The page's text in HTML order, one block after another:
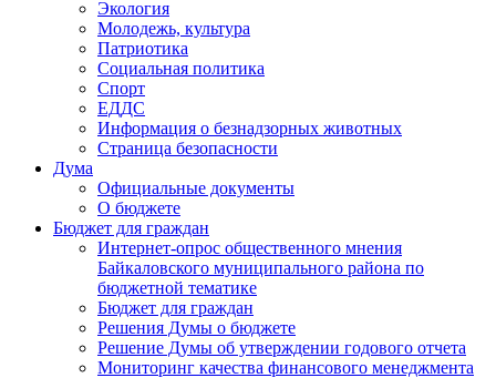
Экология
Молодежь, культура
Патриотика
Социальная политика
Спорт
ЕДДС
Информация о безнадзорных животных
Страница безопасности
Дума
Официальные документы
О бюджете
Бюджет для граждан
Интернет-опрос общественного мнения
Байкаловского муниципального района по
бюджетной тематике
Бюджет для граждан
Решения Думы о бюджете
Решение Думы об утверждении годового отчета
Мониторинг качества финансового менеджмента